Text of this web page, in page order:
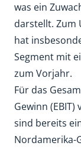
was ein
darstellt. Zum
hat
Segment mit
zum Vorjahr.
Für das
Gewinn
sind bereits
Nordamerika-